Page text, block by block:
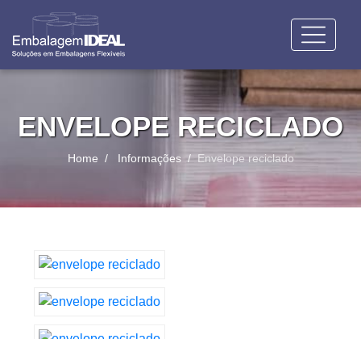
ENVELOPE RECICLADO
Home Informações Envelope reciclado